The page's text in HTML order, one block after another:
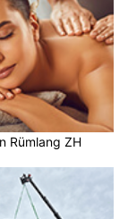
Rümlang ZH